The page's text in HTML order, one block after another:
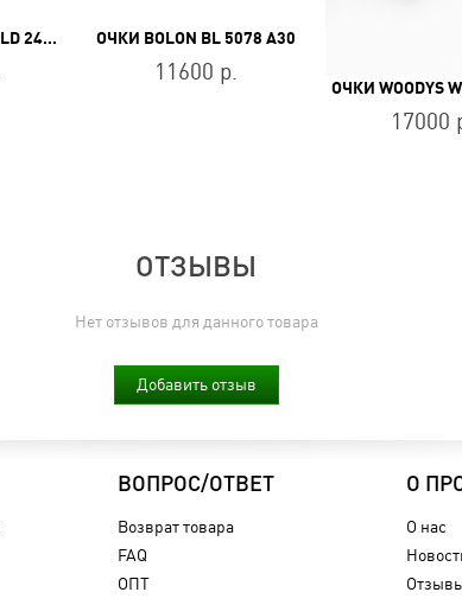
ОЧКИ BALDININI BLD 2430 MGF 601 ОЧКИ BOLON BL 5078 A30
11600 р.
17000
ОТЗЫВЫ
Нет отзывов для данного товара
Добавить отзыв
ВОПРОС/ОТВЕТ
Возврат товара
FAQ
ОПТ
О
О нас